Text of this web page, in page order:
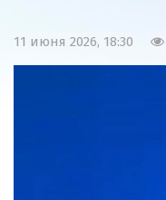
11 июня 2026, 18:30